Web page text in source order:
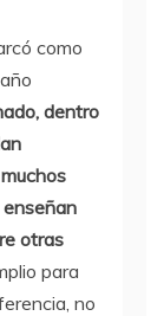
como
dentro
enseñan
otras
para
no